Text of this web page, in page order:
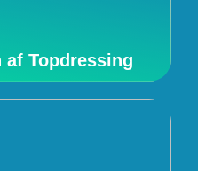
af Topdressing